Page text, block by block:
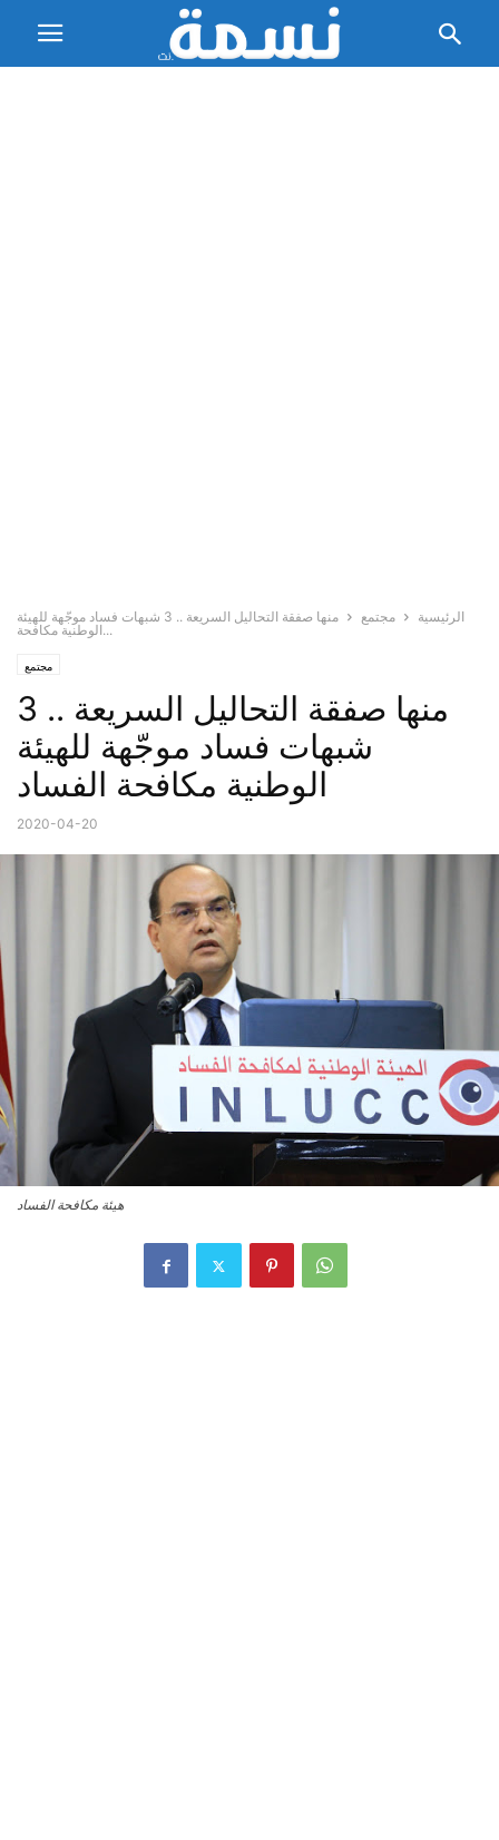
الرئيسية مجتمع
منها صفقة التحاليل السريعة .. 3 شبهات فساد موجّهة للهيئة
الوطنية مكافحة...
مجتمع
منها صفقة التحاليل السريعة .. 3
شبهات فساد موجّهة للهيئة
الوطنية مكافحة الفساد
2020-04-20
هيئة مكافحة الفساد